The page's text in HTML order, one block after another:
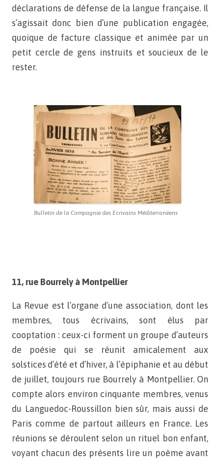
déclarations de défense de la langue française. Il
s’agissait donc bien d’une publication engagée,
quoique de facture classique et animée par un
petit cercle de gens instruits et soucieux de le
rester.
Bulletin de la Compagnie des Ecrivains Méditerranéens
11, rue Bourrely à Montpellier
La Revue est l’organe d’une association, dont les
membres, tous écrivains, sont élus par
cooptation : ceux-ci forment un groupe d’auteurs
de poésie qui se réunit amicalement aux
solstices d’été et d’hiver, à l’épiphanie et au début
de juillet, toujours rue Bourrely à Montpellier. On
compte alors environ cinquante membres, venus
du Languedoc-Roussillon bien sûr, mais aussi de
Paris comme de partout ailleurs en France. Les
réunions se déroulent selon un rituel bon enfant,
voyant chacun des présents lire un poème avant